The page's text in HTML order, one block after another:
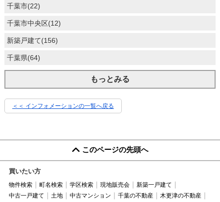
千葉市(22)
千葉市中央区(12)
新築戸建て(156)
千葉県(64)
もっとみる
＜＜ インフォメーションの一覧へ戻る
このページの先頭へ
買いたい方
物件検索 町名検索 学区検索 現地販売会
新築一戸建て
中古一戸建て
土地 中古マンション 千葉の不動産
木更津の不動産